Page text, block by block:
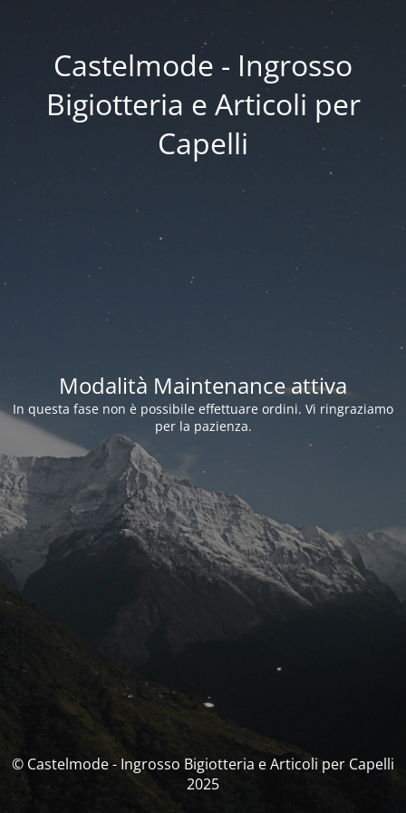
Castelmode - Ingrosso
Bigiotteria e Articoli per
Capelli
Modalità Maintenance attiva
In questa fase non è possibile effettuare ordini. Vi ringraziamo
per la pazienza.
© Castelmode - Ingrosso Bigiotteria e Articoli per Capelli
2025